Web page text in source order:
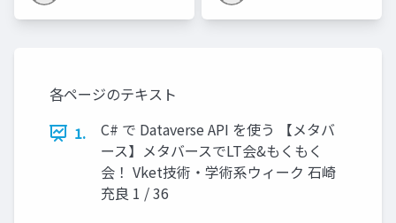
各ページのテキスト
1.
C# で Dataverse API を使う 【メタバ
ース】メタバースでLT会&もくもく
会！ Vket技術・学術系ウィーク 石崎
充良 1 / 36